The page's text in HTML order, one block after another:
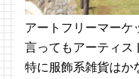
アートフリーマーケ
言ってもアーティス
特に服飾系雑貨はか